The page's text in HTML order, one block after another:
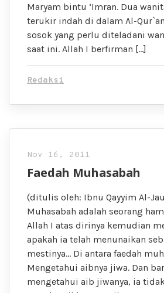
Maryam bintu ‘Imran. Dua
terukir indah di dalam Al-
sosok yang perlu diteladani
saat ini. Allah I berfirman […]
Redaksi
Nov 16, 2011
Faedah Muhasabah
(ditulis oleh: Ibnu Qayyim Al-
Muhasabah adalah seorang
Allah I atas dirinya kemudian
apakah ia telah menunaikan
mestinya… Di antara faedah
Mengetahui aibnya jiwa. Dan
mengetahui aib jiwanya, ia